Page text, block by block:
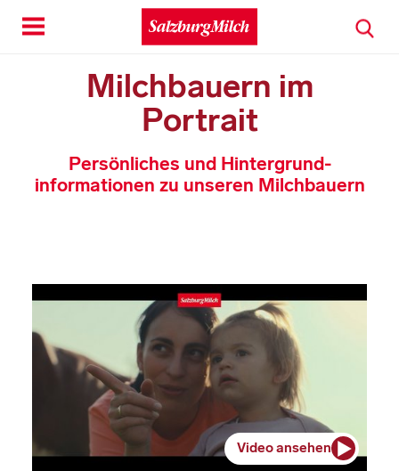
Toggle
navigation
Milchbauern im
Portrait
Persönliches und Hintergrund­
informationen zu unseren Milchbauern
Video ansehen